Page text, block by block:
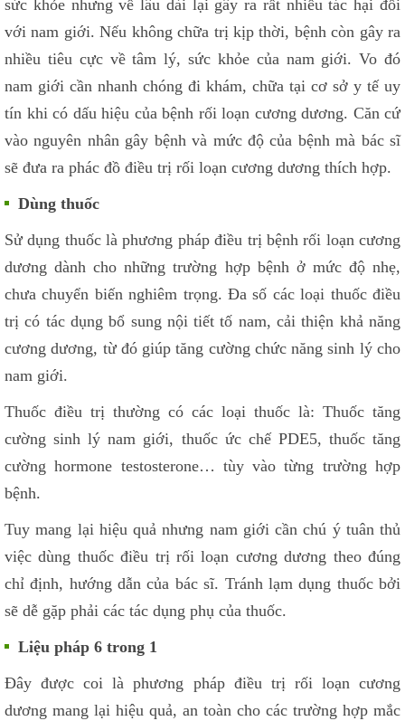
sức khỏe nhưng về lâu dài lại gây ra rất nhiều tác hại đối
với nam giới. Nếu không chữa trị kịp thời, bệnh còn gây ra
nhiều tiêu cực về tâm lý, sức khỏe của nam giới. Vo đó
nam giới cần nhanh chóng đi khám, chữa tại cơ sở y tế uy
tín khi có dấu hiệu của bệnh rối loạn cương dương. Căn cứ
vào nguyên nhân gây bệnh và mức độ của bệnh mà bác sĩ
sẽ đưa ra phác đồ điều trị rối loạn cương dương thích hợp.
Dùng thuốc
Sử dụng thuốc là phương pháp điều trị bệnh rối loạn cương
dương dành cho những trường hợp bệnh ở mức độ nhẹ,
chưa chuyển biến nghiêm trọng. Đa số các loại thuốc điều
trị có tác dụng bổ sung nội tiết tố nam, cải thiện khả năng
cương dương, từ đó giúp tăng cường chức năng sinh lý cho
nam giới.
Thuốc điều trị thường có các loại thuốc là: Thuốc tăng
cường sinh lý nam giới, thuốc ức chế PDE5, thuốc tăng
cường hormone testosterone… tùy vào từng trường hợp
bệnh.
Tuy mang lại hiệu quả nhưng nam giới cần chú ý tuân thủ
việc dùng thuốc điều trị rối loạn cương dương theo đúng
chỉ định, hướng dẫn của bác sĩ. Tránh lạm dụng thuốc bởi
sẽ dễ gặp phải các tác dụng phụ của thuốc.
Liệu pháp 6 trong 1
Đây được coi là phương pháp điều trị rối loạn cương
dương mang lại hiệu quả, an toàn cho các trường hợp mắc